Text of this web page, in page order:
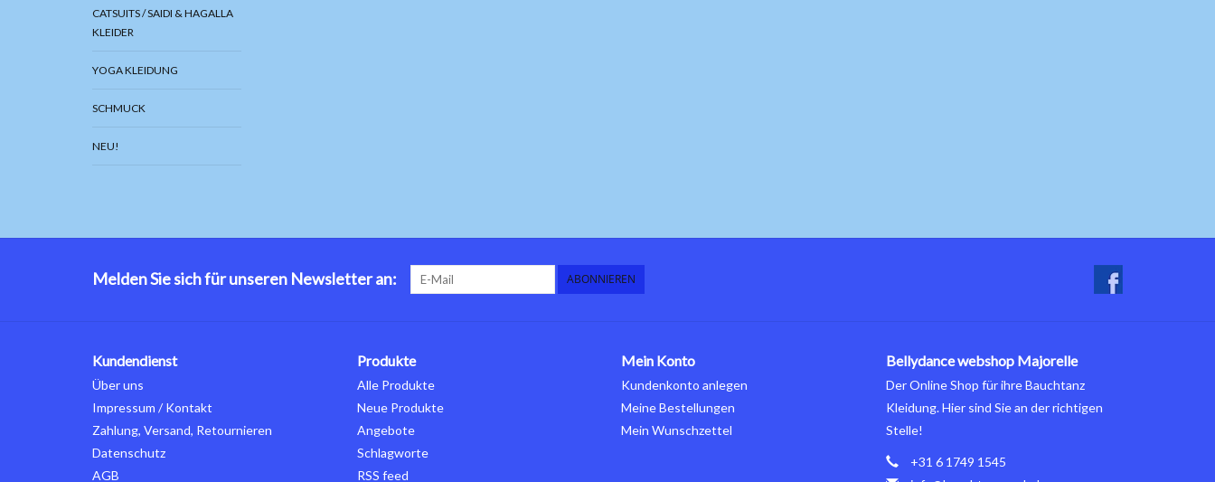
CATSUITS / SAIDI & HAGALLA
KLEIDER
YOGA KLEIDUNG
SCHMUCK
NEU!
Melden Sie sich für unseren Newsletter an: ABONNIEREN
Kundendienst
Über uns
Impressum / Kontakt
Zahlung, Versand, Retournieren
Datenschutz
AGB
Produkte
Alle Produkte
Neue Produkte
Angebote
Schlagworte
RSS feed
Mein Konto
Kundenkonto anlegen
Meine Bestellungen
Mein Wunschzettel
Bellydance webshop Majorelle
Der Online Shop für ihre Bauchtanz
Kleidung. Hier sind Sie an der richtigen
Stelle!
+31 6 1749 1545